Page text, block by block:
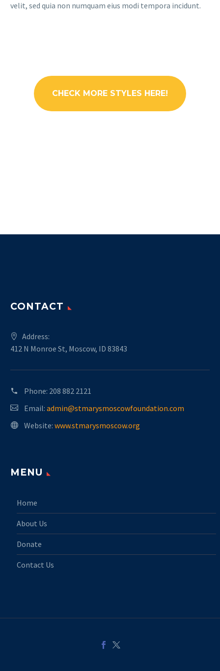
velit, sed quia non numquam eius modi tempora incidunt.
CHECK MORE STYLES HERE!
CONTACT
Address:
412 N Monroe St, Moscow, ID 83843
Phone: 208 882 2121
Email: admin@stmarysmoscowfoundation.com
Website: www.stmarysmoscow.org
MENU
Home
About Us
Donate
Contact Us